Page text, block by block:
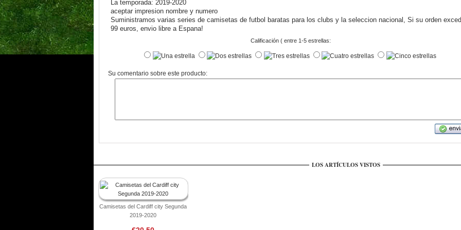
La temporada: 2019-2020
aceptar impresion nombre y numero
Suministramos varias series de camisetas de futbol baratas para los clubs y la seleccion nacional, Si su orden
99 euros, envio libre a Espana!
Calificación ( entre 1-5 estrellas:
Su comentario sobre este producto:
LOS ARTÍCULOS VISTOS
Camisetas del Cardiff city Segunda
2019-2020